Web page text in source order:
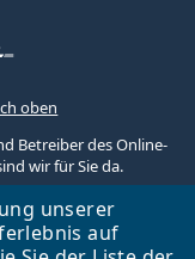
unserer
auf
oben
Betreiber des Online-
wir für Sie da.